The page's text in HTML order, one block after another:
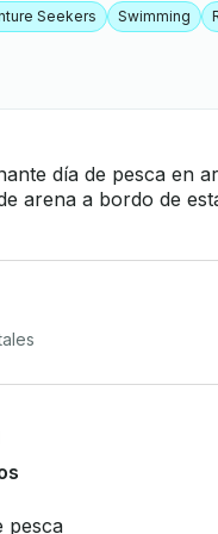
Seekers Swimming
día de pesca en
bordo de esta versátil
dos fuerabordas
de bar en bar e isla
y viajes a las
adaptarlo.
pesca